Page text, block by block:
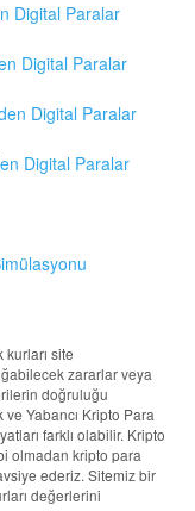
Digital Paralar
Digital Paralar
Digital Paralar
Digital Paralar
site
zararlar veya
doğruluğu
Yabancı Kripto Para
farklı olabilir. Kripto
olmadan kripto para
ederiz. Sitemiz bir
değerlerini